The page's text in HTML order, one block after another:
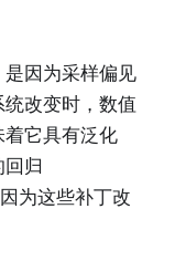
因为采样偏见
改变时，数值
它具有泛化
归
为这些补丁改